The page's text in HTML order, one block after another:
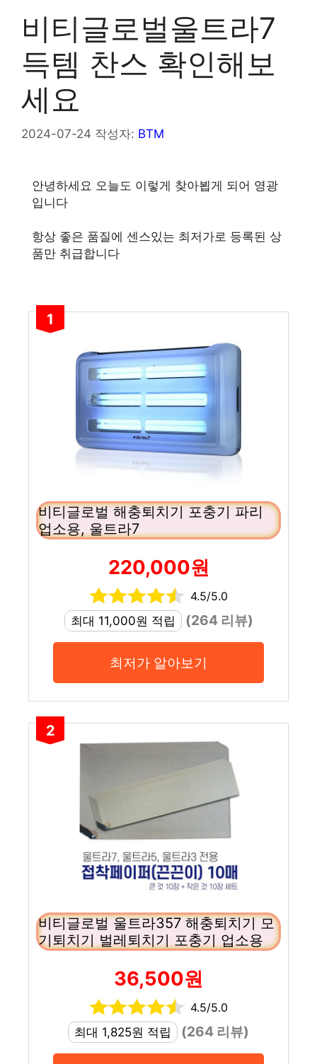
비티글로벌울트라7
득템 찬스 확인해보
세요
2024-07-24 작성자: BTM
안녕하세요 오늘도 이렇게 찾아뵙게 되어 영광
입니다
항상 좋은 품질에 센스있는 최저가로 등록된 상
품만 취급합니다
1
비티글로벌 해충퇴치기 포충기 파리
업소용, 울트라7
220,000원
4.5/5.0
최대 11,000원 적립
(264 리뷰)
최저가 알아보기
2
비티글로벌 울트라357 해충퇴치기 모
기퇴치기 벌레퇴치기 포충기 업소용
36,500원
4.5/5.0
최대 1,825원 적립
(264 리뷰)